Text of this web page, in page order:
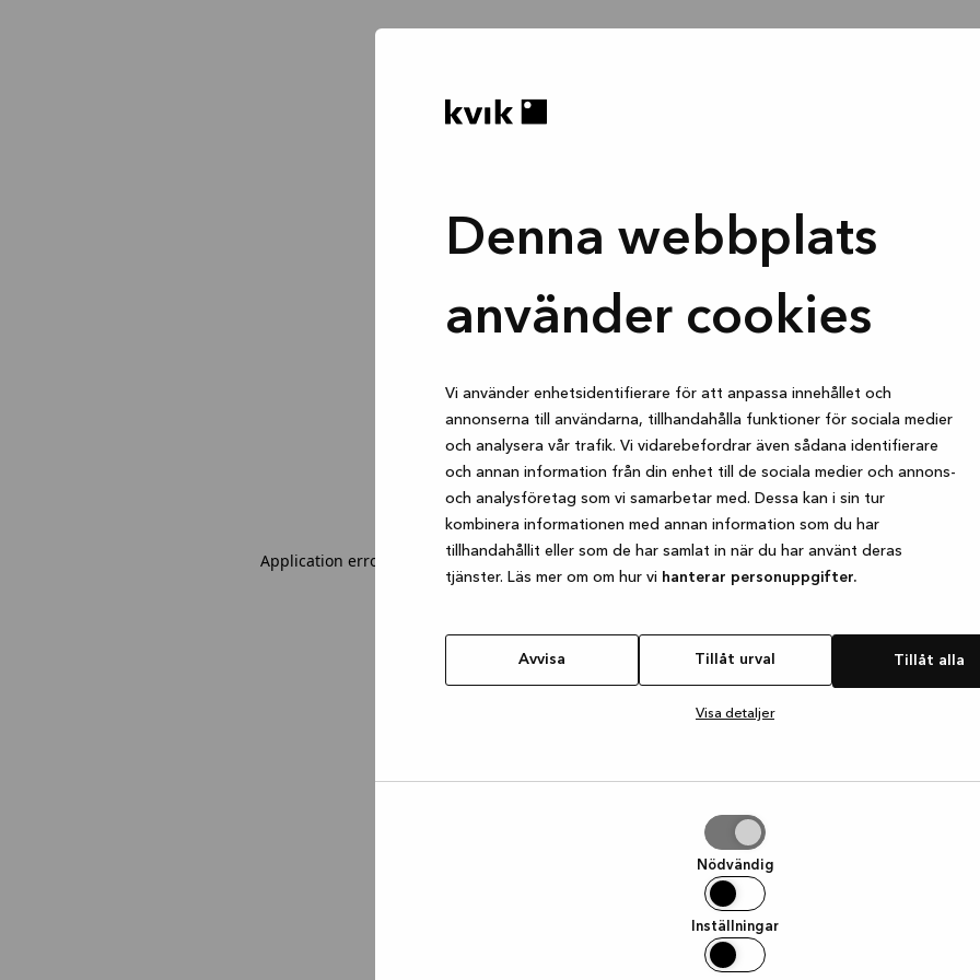
Denna webbplats
använder cookies
Vi använder enhetsidentifierare för att anpassa innehållet och
annonserna till användarna, tillhandahålla funktioner för sociala medier
och analysera vår trafik. Vi vidarebefordrar även sådana identifierare
och annan information från din enhet till de sociala medier och annons-
och analysföretag som vi samarbetar med. Dessa kan i sin tur
kombinera informationen med annan information som du har
tillhandahållit eller som de har samlat in när du har använt deras
tjänster. Läs mer om om hur vi hanterar personuppgifter.
Avvisa Tillåt urval Tillåt alla
Visa detaljer
Nödvändig
Inställningar
Application error: a client-side exception has occurred while loadingwww.kvik.se (see the